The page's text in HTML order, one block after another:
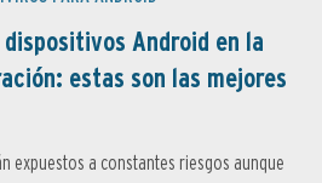
Android en la
estas son las mejores
expuestos a constantes riesgos aunque